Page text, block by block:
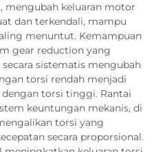
mengubah keluaran motor
dan terkendali, mampu
menuntut. Kemampuan
gear reduction yang
sistematis mengubah
torsi rendah menjadi
torsi tinggi. Rantai
keuntungan mekanis, di
torsi yang
secara proporsional.